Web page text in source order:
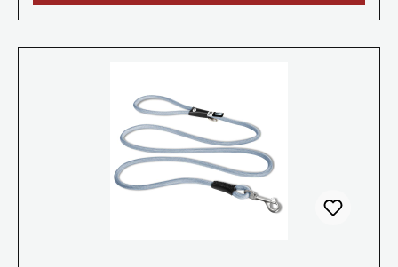
Nylon oder Nylon/Cord - Länge: 140cm - Breite: